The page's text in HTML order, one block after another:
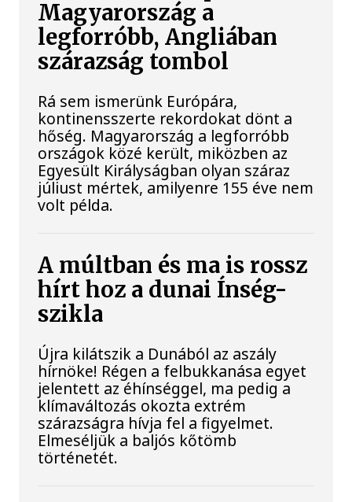
Magyarország a
legforróbb, Angliában
szárazság tombol
Rá sem ismerünk Európára,
kontinensszerte rekordokat dönt a
hőség. Magyarország a legforróbb
országok közé került, miközben az
Egyesült Királyságban olyan száraz
júliust mértek, amilyenre 155 éve nem
volt példa.
A múltban és ma is rossz
hírt hoz a dunai Ínség-
szikla
Újra kilátszik a Dunából az aszály
hírnöke! Régen a felbukkanása egyet
jelentett az éhínséggel, ma pedig a
klímaváltozás okozta extrém
szárazságra hívja fel a figyelmet.
Elmeséljük a baljós kőtömb
történetét.